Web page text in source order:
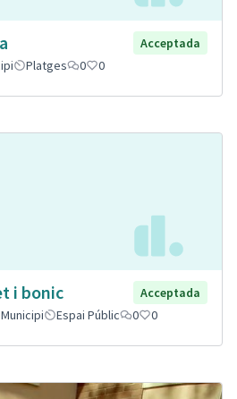
Acceptada
Platges 0 0
i bonic
Acceptada
Municipi Espai Públic 0 0